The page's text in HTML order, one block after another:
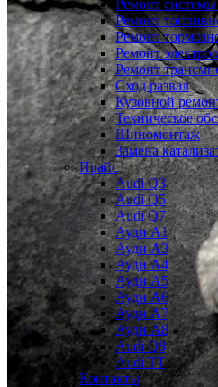
Ремонт
Ремонт
Ремонт
Ремонт
Ремонт
Сход развал
Кузовной
Техническое
Шиномонтаж
Замена
Прайс
Audi Q3
Audi Q5
Audi Q7
Ауди А1
Ауди А3
Ауди А4
Ауди A5
Ауди А6
Ауди А7
Ауди A8
Audi Q8
Audi TT
Контакты